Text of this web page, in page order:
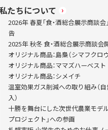
私たちについて
2026年 春夏「食・酒総合展示商談会
告
2025年 秋冬 食・酒総合展示商談会
オリジナル商品：島梟（シマフクロウ
オリジナル商品：ママズハーベスト
オリジナル商品：シメイチ
温室効果ガス削減への取り組み（
入）
十勝を舞台にした次世代農業モデ
プロジェクト」への参画